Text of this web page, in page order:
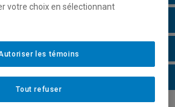
votre choix en sélectionnant
Tout refuser
les témoins